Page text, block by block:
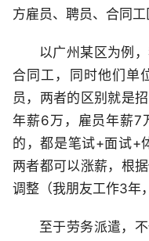
方雇员、聘员、合同工
以广州某区为例
合同工，同时他们单
员，两者的区别就是
年薪6万，雇员年薪7
的，都是笔试+面试+
两者都可以涨薪，根
调整（我朋友工作3年
至于劳务派遣，